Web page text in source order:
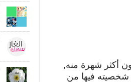
أكثر شهرة منه,
شخصيته فيها من